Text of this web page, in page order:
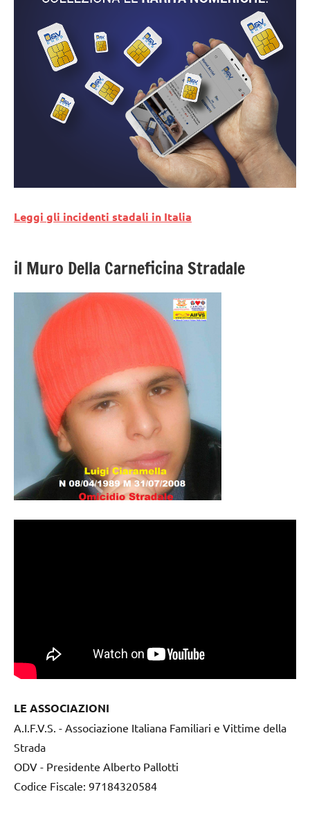
Leggi gli incidenti stadali in Italia
il Muro Della Carneficina Stradale
LE ASSOCIAZIONI
A.I.F.V.S. - Associazione Italiana Familiari e Vittime della
Strada
ODV - Presidente Alberto Pallotti
Codice Fiscale: 97184320584